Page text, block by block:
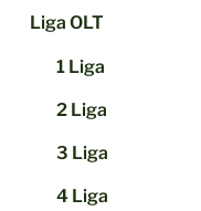
Liga OLT
1 Liga
2 Liga
3 Liga
4 Liga